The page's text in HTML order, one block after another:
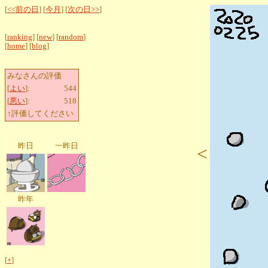
[<<前の日 ] [今月 ] [次の日>>]
[ranking] [new] [random]
[home] [blog]
みなさんの評価
[よい]:
544
[悪い]:
518
↑評価してください
昨日 一昨日
昨年
[+]
<